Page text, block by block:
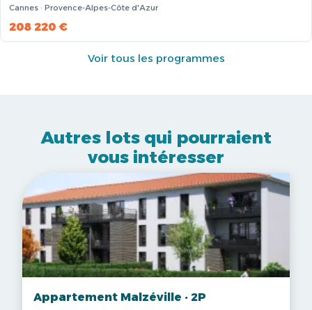
Cannes · Provence-Alpes-Côte d'Azur
208 220 €
Voir tous les programmes
Autres lots qui pourraient
vous intéresser
Appartement Malzéville · 2P